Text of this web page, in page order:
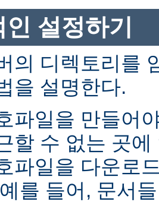
인 설정하기
의 디렉토리를
을 설명한다.
파일을 만들어
할 수 없는 곳
파일을 다운로
를 들어, 문서